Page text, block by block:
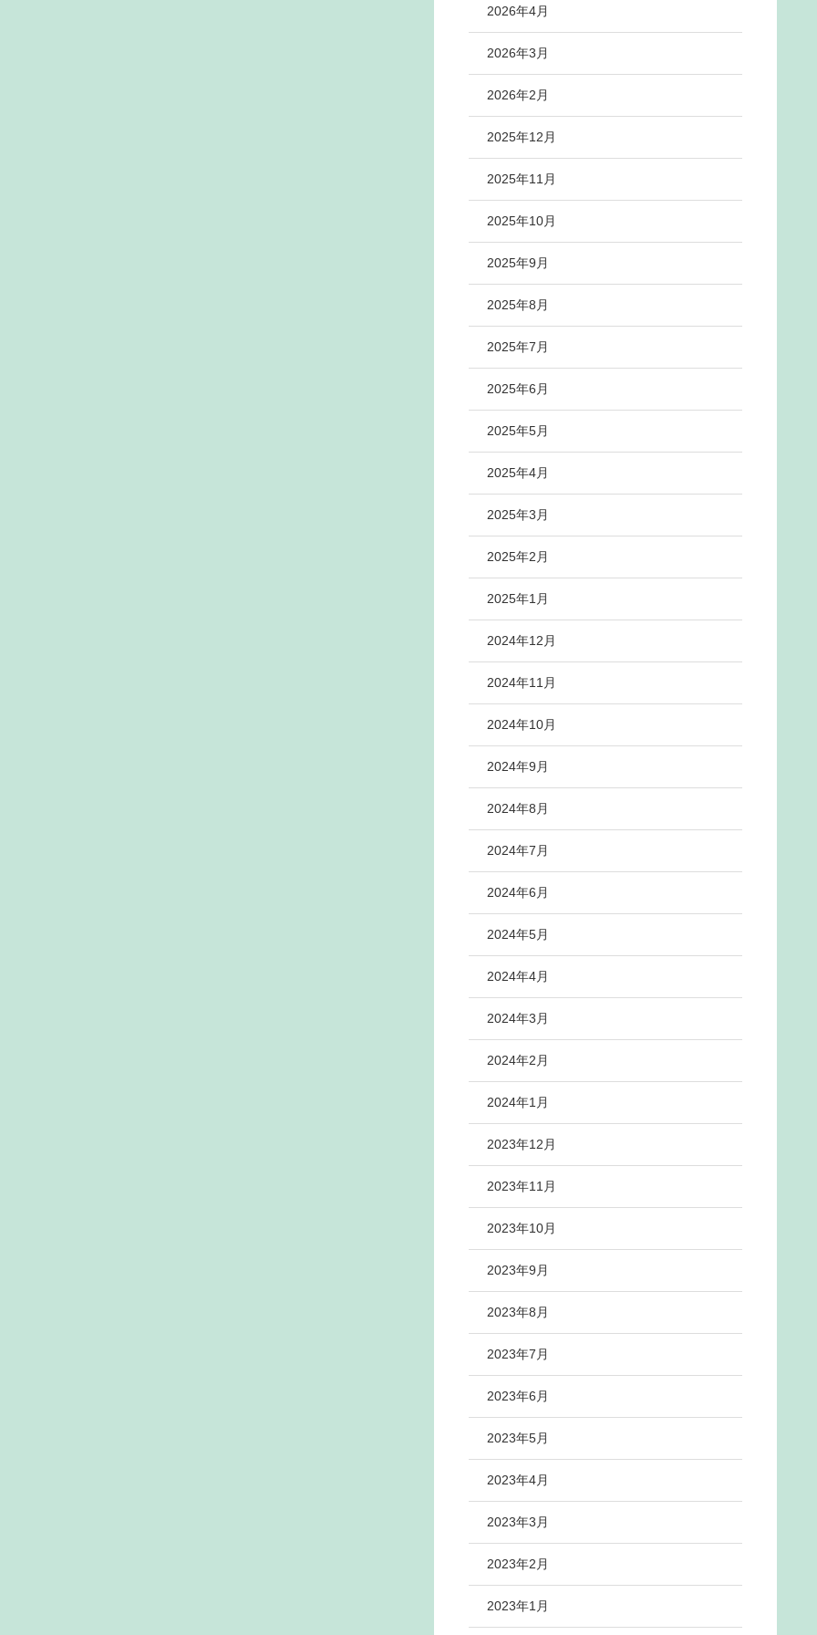
2026年4月
2026年3月
2026年2月
2025年12月
2025年11月
2025年10月
2025年9月
2025年8月
2025年7月
2025年6月
2025年5月
2025年4月
2025年3月
2025年2月
2025年1月
2024年12月
2024年11月
2024年10月
2024年9月
2024年8月
2024年7月
2024年6月
2024年5月
2024年4月
2024年3月
2024年2月
2024年1月
2023年12月
2023年11月
2023年10月
2023年9月
2023年8月
2023年7月
2023年6月
2023年5月
2023年4月
2023年3月
2023年2月
2023年1月